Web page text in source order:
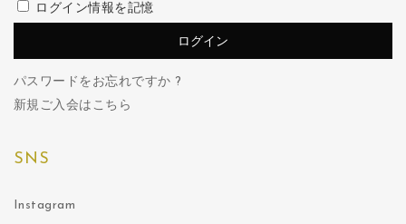
ログイン情報を記憶
パスワードをお忘れですか ?
新規ご入会はこちら
SNS
Instagram